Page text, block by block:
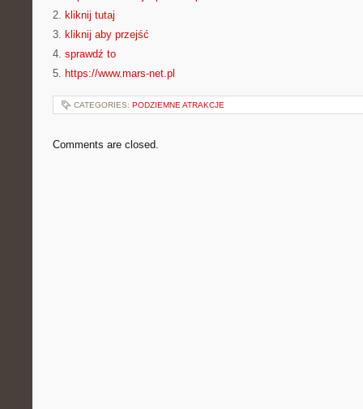
2. kliknij tutaj
3. kliknij aby przejść
4. sprawdź to
5. https://www.mars-net.pl
CATEGORIES: PODZIEMNE ATRAKCJE
Comments are closed.